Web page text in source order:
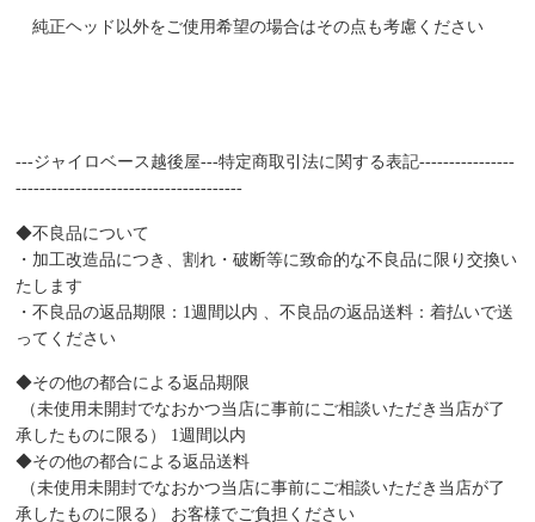
純正ヘッド以外をご使用希望の場合はその点も考慮ください
---ジャイロベース越後屋---特定商取引法に関する表記----------------
--------------------------------------
◆不良品について
・加工改造品につき、割れ・破断等に致命的な不良品に限り交換い
たします
・不良品の返品期限：1週間以内 、不良品の返品送料：着払いで送
ってください
◆その他の都合による返品期限
（未使用未開封でなおかつ当店に事前にご相談いただき当店が了
承したものに限る） 1週間以内
◆その他の都合による返品送料
（未使用未開封でなおかつ当店に事前にご相談いただき当店が了
承したものに限る） お客様でご負担ください